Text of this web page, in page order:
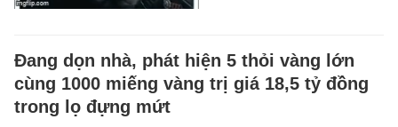
Đang dọn nhà, phát hiện 5 thỏi vàng lớn
cùng 1000 miếng vàng trị giá 18,5 tỷ đồng
trong lọ đựng mứt